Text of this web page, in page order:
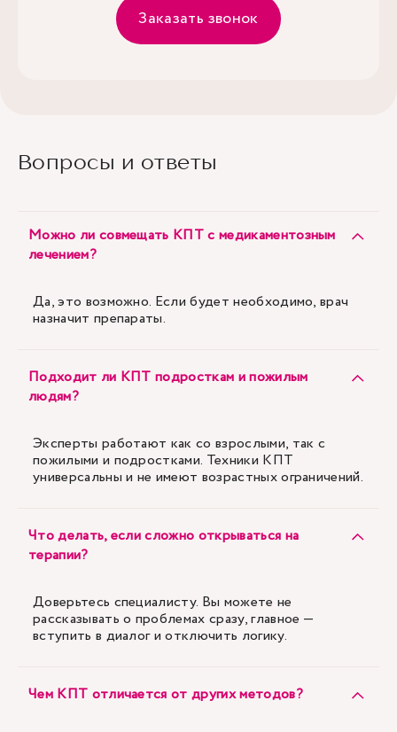
Заказать звонок
Вопросы и ответы
Можно ли совмещать КПТ с медикаментозным
лечением?
Да, это возможно. Если будет необходимо, врач
назначит препараты.
Подходит ли КПТ подросткам и пожилым
людям?
Эксперты работают как со взрослыми, так с
пожилыми и подростками. Техники КПТ
универсальны и не имеют возрастных ограничений.
Что делать, если сложно открываться на
терапии?
Доверьтесь специалисту. Вы можете не
рассказывать о проблемах сразу, главное —
вступить в диалог и отключить логику.
Чем КПТ отличается от других методов?